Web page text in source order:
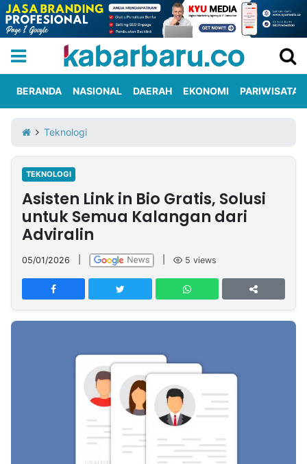
Iklan
Berita
Kami
Nasional
International
Olahraga
Entertainment
Daerah
Pariwisata
Kuliner
Kolom
Network
PT
TREETAN
INDONESIA
Dinamikapost.com
BERANDA NASIONAL DAERAH EKONOMI PARIWISATA
Teknologi
TEKNOLOGI
Asisten Link in Bio Gratis, Solusi
untuk Semua Kalangan dari
Adviralin
05/01/2026 5 views